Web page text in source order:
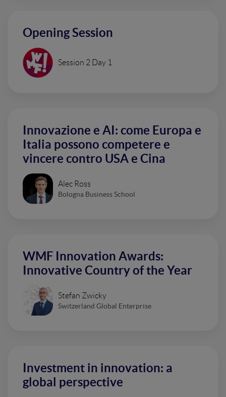
Opening Session
Session 2 Day 1
Innovazione e AI: come Europa e
Italia possono competere e
vincere contro USA e Cina
Alec Ross
Bologna Business School
WMF Innovation Awards:
Innovative Country of the Year
Stefan Zwicky
Switzerland Global Enterprise
Investment in innovation: a
global perspective